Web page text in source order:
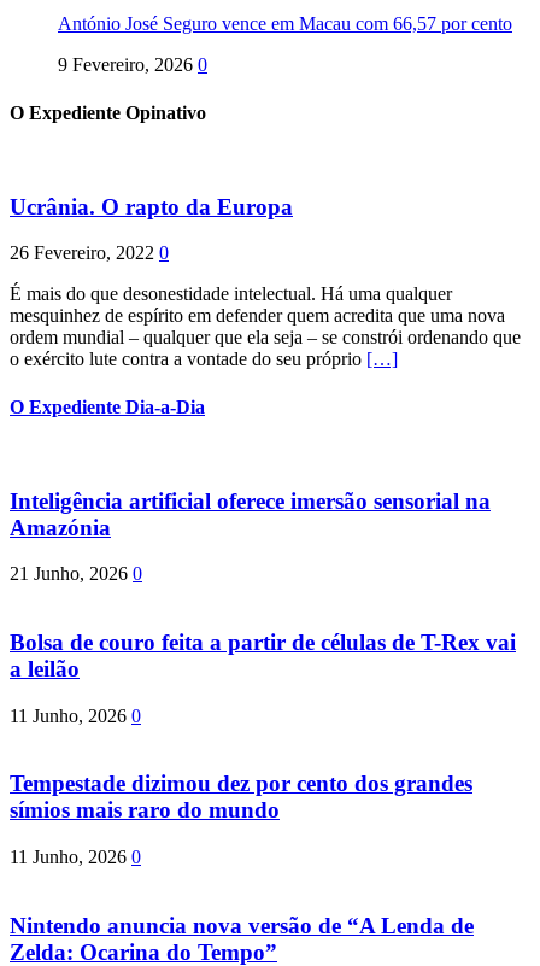
António José Seguro vence em Macau com 66,57 por cento
9 Fevereiro, 2026 0
O Expediente Opinativo
Ucrânia. O rapto da Europa
26 Fevereiro, 2022 0
É mais do que desonestidade intelectual. Há uma qualquer
mesquinhez de espírito em defender quem acredita que uma nova
ordem mundial – qualquer que ela seja – se constrói ordenando que
o exército lute contra a vontade do seu próprio […]
O Expediente Dia-a-Dia
Inteligência artificial oferece imersão sensorial na
Amazónia
21 Junho, 2026 0
Bolsa de couro feita a partir de células de T-Rex vai
a leilão
11 Junho, 2026 0
Tempestade dizimou dez por cento dos grandes
símios mais raro do mundo
11 Junho, 2026 0
Nintendo anuncia nova versão de “A Lenda de
Zelda: Ocarina do Tempo”